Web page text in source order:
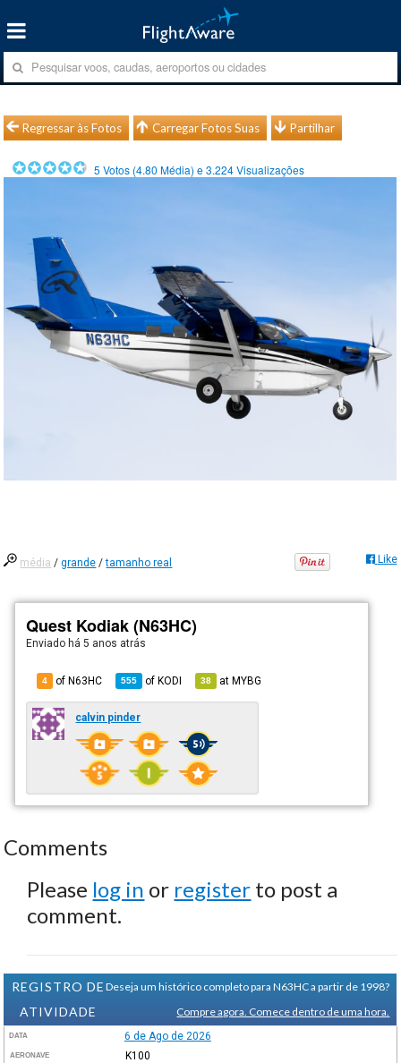
Regressar às Fotos Carregar Fotos Suas Partilhar
5 Votos (4.80 Média) e3.224Visualizações
média /grande /tamanho real Like
Quest Kodiak (N63HC)
Enviado há5 anos atrás
4 of N63HC 555 ofKODI 38 atMYBG
calvin pinder
Comments
Please log in or register to post a
comment.
REGISTRO DE
ATIVIDADE
Deseja um histórico completo para N63HC a partir de 1998?
Compre agora. Comece dentro de uma hora.
DATA 6 de Ago de 2026
AERONAVE K100